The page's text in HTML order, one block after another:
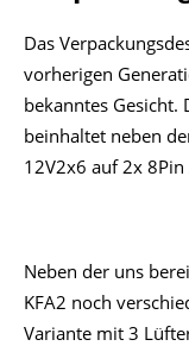
Das
vorherigen
bekanntes Gesicht.
beinhaltet neben
12V2x6 auf 2x
Neben der uns
KFA2 noch
Variante mit 3